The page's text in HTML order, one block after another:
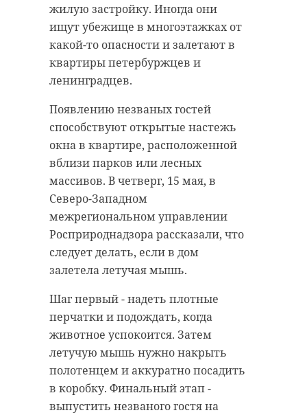
жилую застройку. Иногда они
ищут убежище в многоэтажках от
какой-то опасности и залетают в
квартиры петербуржцев и
ленинградцев.
Появлению незваных гостей
способствуют открытые настежь
окна в квартире, расположенной
вблизи парков или лесных
массивов. В четверг, 15 мая, в
Северо-Западном
межрегиональном управлении
Росприроднадзора рассказали, что
следует делать, если в дом
залетела летучая мышь.
Шаг первый - надеть плотные
перчатки и подождать, когда
животное успокоится. Затем
летучую мышь нужно накрыть
полотенцем и аккуратно посадить
в коробку. Финальный этап -
выпустить незваного гостя на